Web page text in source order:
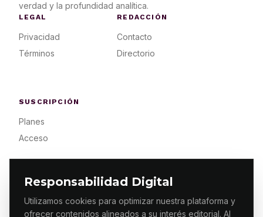
Responsabilidad Digital
Utilizamos cookies para optimizar nuestra plataforma y
ofrecer contenidos alineados a su interés editorial. Al
verdad y la profundidad analítica.
LEGAL
Privacidad
Términos
REDACCIÓN
Contacto
Directorio
SUSCRIPCIÓN
Planes
Acceso
© 2026 ES PRIMERA MX. ALGUNOS DERECHOS